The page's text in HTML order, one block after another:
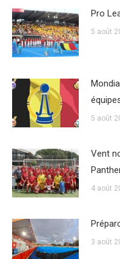
Pro
5 août
5 août
Vent
4 août
3 août